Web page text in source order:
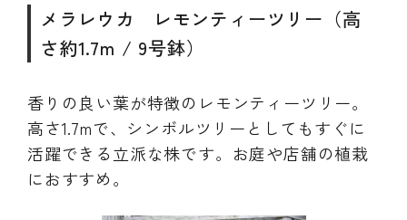
メラレウカ レモンティーツリー（高
さ約1.7m / 9号鉢）
香りの良い葉が特徴のレモンティーツリー。
高さ1.7mで、シンボルツリーとしてもすぐに
活躍できる立派な株です。お庭や店舗の植栽
におすすめ。